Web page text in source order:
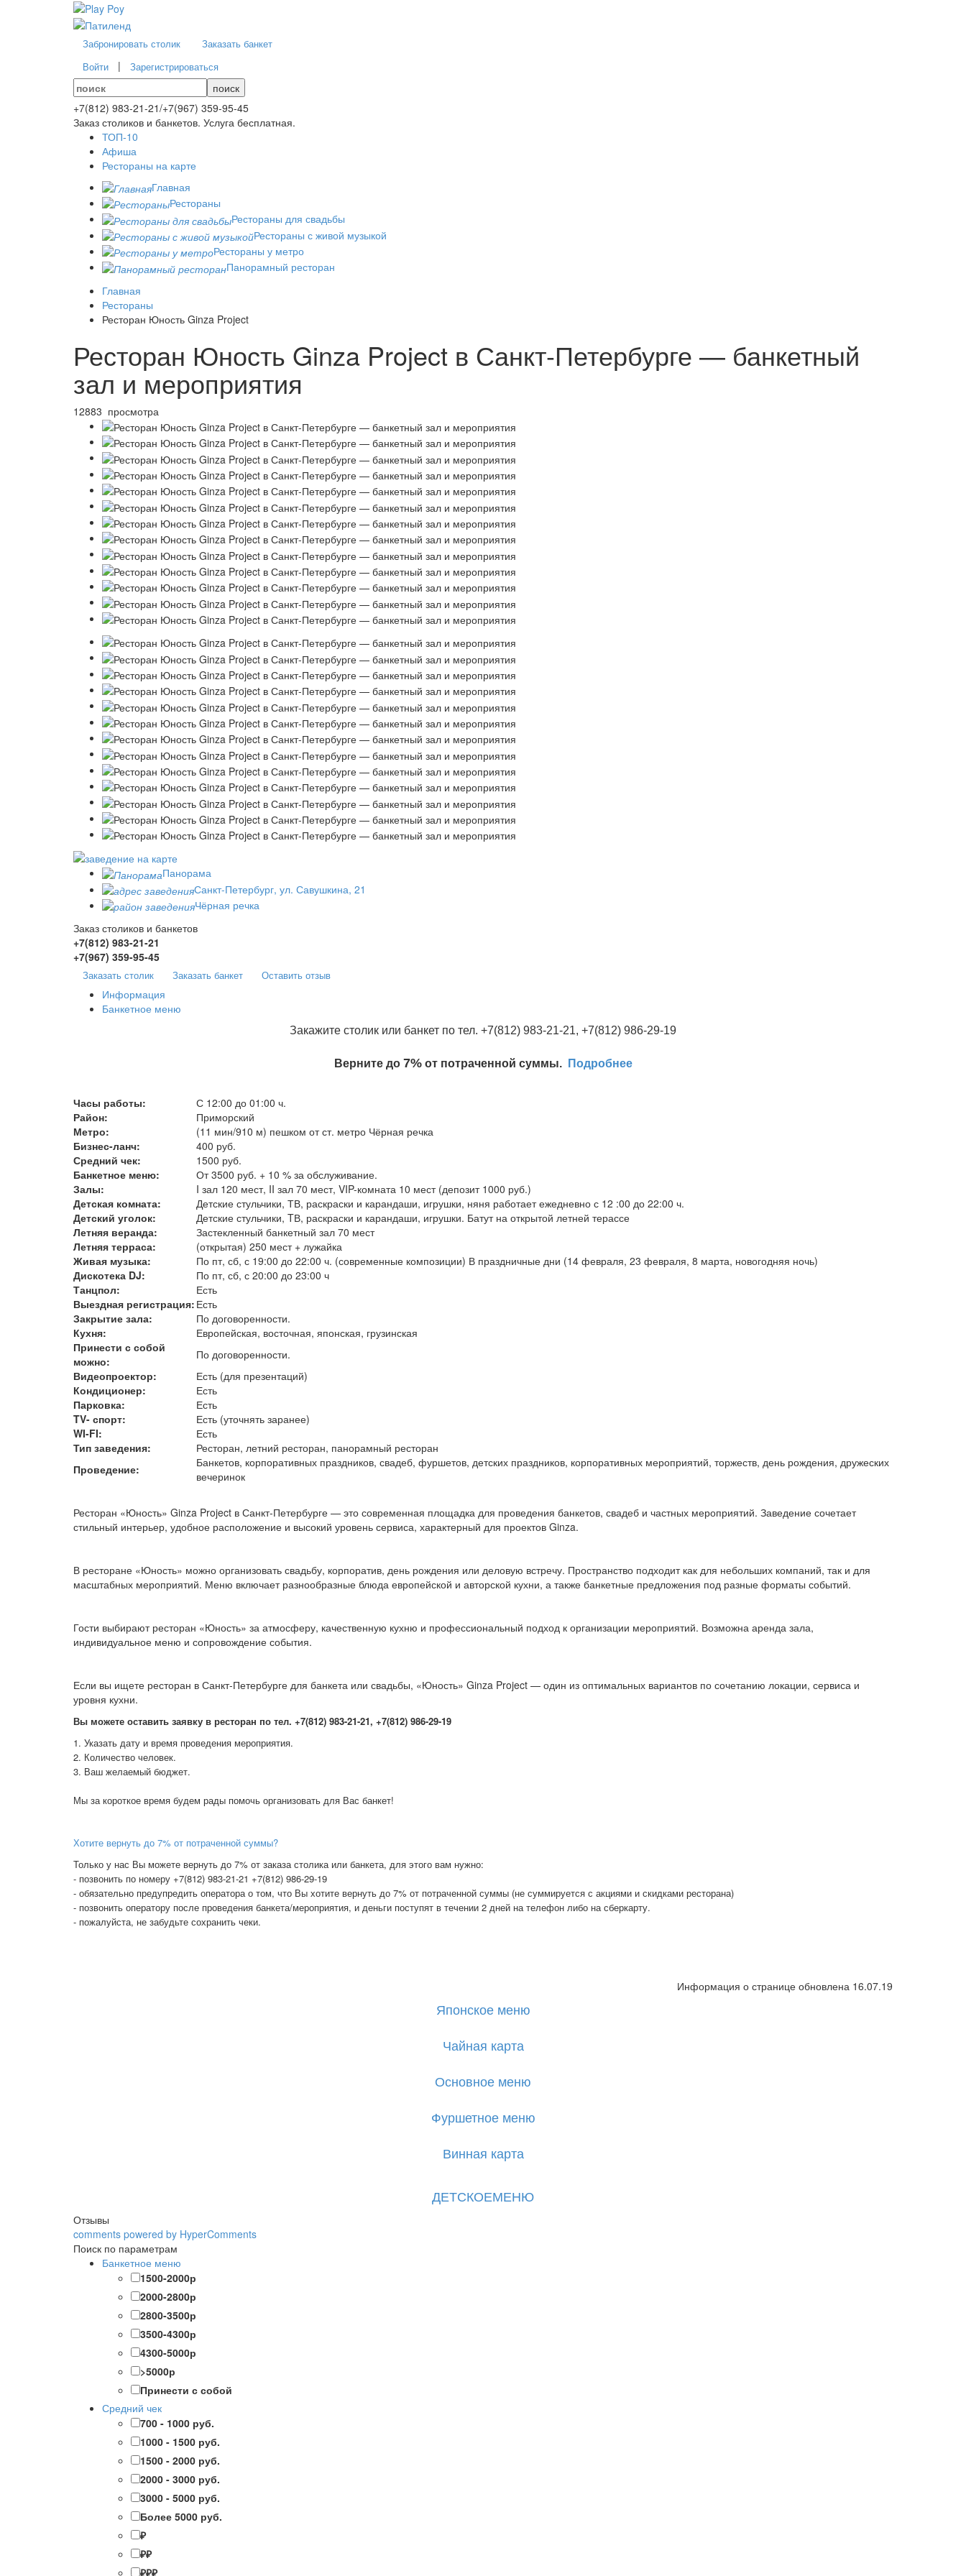
Забронировать столик
Заказать банкет
Войти
| Зарегистрироваться
поиск
+7(812) 983-21-21/+7(967) 359-95-45
Заказ столиков и банкетов. Услуга бесплатная.
ТОП-10
Афиша
Рестораны на карте
Главная
Рестораны
Рестораны для свадьбы
Рестораны с живой музыкой
Рестораны у метро
Панорамный ресторан
Главная
Рестораны
Ресторан Юность Ginza Project
Ресторан Юность Ginza Project в Санкт-Петербурге — банкетный
зал и мероприятия
12883 просмотра
Панорама
Санкт-Петербург, ул. Савушкина, 21
Чёрная речка
Заказ столиков и банкетов
+7(812) 983-21-21
+7(967) 359-95-45
Заказать столик Заказать банкет Оставить отзыв
Информация
Банкетное меню
Закажите столик или банкет по тел. +7(812) 983-21-21, +7(812) 986-29-19
Верните до 7%от потраченной суммы. Подробнее
Часы работы:
С 12:00 до 01:00 ч.
Район:
Приморский
Метро:
(11 мин/910 м) пешком от ст. метро Чёрная речка
Бизнес-ланч:
400 руб.
Средний чек:
1500 руб.
Банкетное меню:
От 3500 руб. + 10 % за обслуживание.
Залы:
I зал 120 мест, II зал 70 мест, VIP-комната 10 мест (депозит 1000 руб.)
Детская комната:
Детские стульчики, ТВ, раскраски и карандаши, игрушки, няня работает ежедневно с 12 :00 до 22:00 ч.
Детский уголок:
Детские стульчики, TВ, раскраски и карандаши, игрушки. Батут на открытой летней терассе
Летняя веранда:
Застекленный банкетный зал 70 мест
Летняя терраса:
(открытая) 250 мест + лужайка
Живая музыка:
По пт, сб, с 19:00 до 22:00 ч. (современные композиции) В праздничные дни (14 февраля, 23 февраля, 8 марта, новогодняя ночь)
Дискотека DJ:
По пт, сб, с 20:00 до 23:00 ч
Танцпол:
Есть
Выездная регистрация: Есть
Закрытие зала:
По договоренности.
Кухня:
Европейская, восточная, японская, грузинская
Принести с собой
можно:
По договоренности.
Видеопроектор:
Есть (для презентаций)
Кондиционер:
Есть
Парковка:
Есть
TV- спорт:
Есть (уточнять заранее)
WI-FI:
Есть
Тип заведения:
Ресторан, летний ресторан, панорамный ресторан
Проведение:
Банкетов, корпоративных праздников, свадеб, фуршетов, детских праздников, корпоративных мероприятий, торжеств, день рождения, дружеских
вечеринок
Ресторан «Юность» Ginza Project в Санкт-Петербурге — это современная площадка для проведения банкетов, свадеб и частных мероприятий. Заведение сочетает
стильный интерьер, удобное расположение и высокий уровень сервиса, характерный для проектов Ginza.
В ресторане «Юность» можно организовать свадьбу, корпоратив, день рождения или деловую встречу. Пространство подходит как для небольших компаний, так и для
масштабных мероприятий. Меню включает разнообразные блюда европейской и авторской кухни, а также банкетные предложения под разные форматы событий.
Гости выбирают ресторан «Юность» за атмосферу, качественную кухню и профессиональный подход к организации мероприятий. Возможна аренда зала,
индивидуальное меню и сопровождение события.
Если вы ищете ресторан в Санкт-Петербурге для банкета или свадьбы, «Юность» Ginza Project — один из оптимальных вариантов по сочетанию локации, сервиса и
уровня кухни.
Вы можете оставить заявку в ресторан по тел. +7(812) 983-21-21, +7(812) 986-29-19
1. Указать дату и время проведения мероприятия.
2. Количество человек.
3. Ваш желаемый бюджет.
Мы за короткое время будем рады помочь организовать для Вас банкет!
Хотите вернуть до 7% от потраченной суммы?
Только у нас Вы можете вернуть до 7% от заказа столика или банкета, для этого вам нужно:
- позвонить по номеру +7(812) 983-21-21 +7(812) 986-29-19
- обязательно предупредить оператора о том, что Вы хотите вернуть до 7% от потраченной суммы (не суммируется с акциями и скидками ресторана)
- позвонить оператору после проведения банкета/мероприятия, и деньги поступят в течении 2 дней на телефон либо на сберкарту.
- пожалуйста, не забудьте сохранить чеки.
Информация о странице обновлена 16.07.19
Японское меню
Чайная карта
Основное меню
Фуршетное меню
Винная карта
ДЕТСКОЕМЕНЮ
Отзывы
comments powered by HyperComments
Поиск по параметрам
Банкетное меню
1500-2000р
2000-2800р
2800-3500р
3500-4300р
4300-5000р
>5000р
Принести с собой
Средний чек
700 - 1000 руб.
1000 - 1500 руб.
1500 - 2000 руб.
2000 - 3000 руб.
3000 - 5000 руб.
Более 5000 руб.
₽
₽₽
₽₽₽